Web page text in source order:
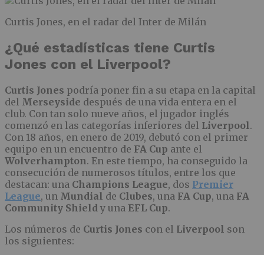
Curtis Jones, en el radar del Inter de Milán
¿Qué estadísticas tiene Curtis
Jones con el Liverpool?
Curtis Jones podría poner fin a su etapa en la capital
del Merseyside después de una vida entera en el
club. Con tan solo nueve años, el jugador inglés
comenzó en las categorías inferiores del Liverpool.
Con 18 años, en enero de 2019, debutó con el primer
equipo en un encuentro de FA Cup ante el
Wolverhampton. En este tiempo, ha conseguido la
consecución de numerosos títulos, entre los que
destacan: una Champions League, dos Premier
League, un Mundial de Clubes, una FA Cup, una FA
Community Shield y una EFL Cup.
Los números de Curtis Jones con el Liverpool son
los siguientes: